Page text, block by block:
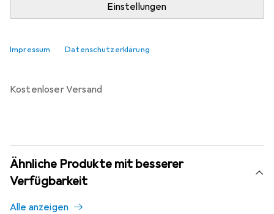
Einstellungen
Impressum Datenschutzerklärung
kostenloser Versand
Ähnliche Produkte mit besserer
Verfügbarkeit
Alle anzeigen